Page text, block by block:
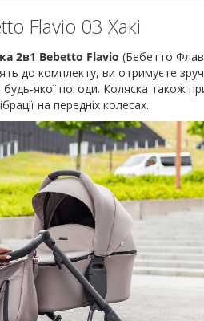
Flavio 03 Хакі
2в1 Bebetto Flavio (Бебетто
до комплекту, ви отримуєте
якої погоди. Коляска також
на передніх колесах.